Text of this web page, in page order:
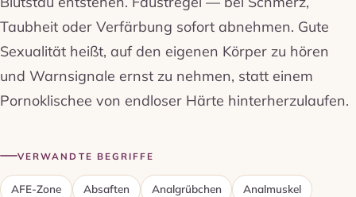
Taubheit oder Verfärbung sofort abnehmen. Gute
Sexualität heißt, auf den eigenen Körper zu hören
und Warnsignale ernst zu nehmen, statt einem
Pornoklischee von endloser Härte hinterherzulaufen.
VERWANDTE BEGRIFFE
AFE-Zone Absaften Analgrübchen Analmuskel